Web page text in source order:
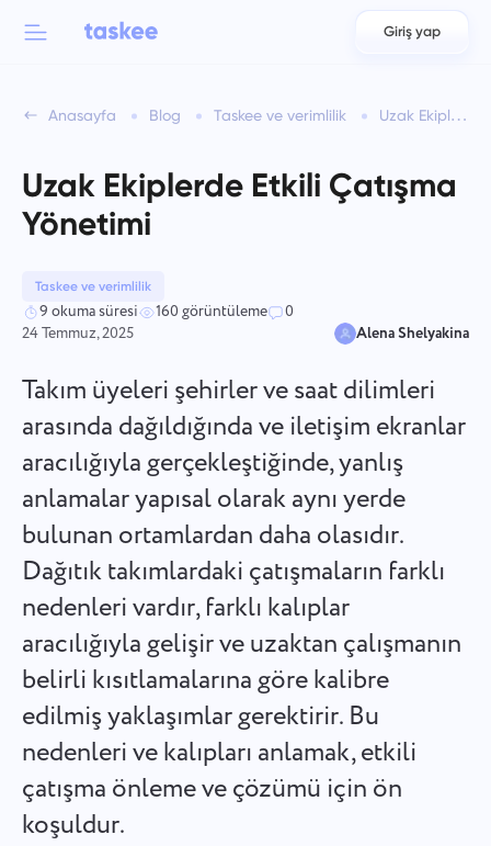
العربية
Azərbaycan
Deutsch
English
Español
Français
עברית
हिन्दी
Italiano
中文 (中国)
Giriş yap
Anasayfa Blog Taskee ve verimlilik Uzak Ekiplerde Etkili Çatışma Yönetimi
Uzak Ekiplerde Etkili Çatışma
Yönetimi
Taskee ve verimlilik
9 okuma süresi 160 görüntüleme
0
24 Temmuz, 2025
Alena Shelyakina
Takım üyeleri şehirler ve saat dilimleri
arasında dağıldığında ve iletişim ekranlar
aracılığıyla gerçekleştiğinde, yanlış
anlamalar yapısal olarak aynı yerde
bulunan ortamlardan daha olasıdır.
Dağıtık takımlardaki çatışmaların farklı
nedenleri vardır, farklı kalıplar
aracılığıyla gelişir ve uzaktan çalışmanın
belirli kısıtlamalarına göre kalibre
edilmiş yaklaşımlar gerektirir. Bu
nedenleri ve kalıpları anlamak, etkili
çatışma önleme ve çözümü için ön
koşuldur.
Taskee özellikleri
Hakkında bilgi edinin 7 daha fazla ilham verici özellik
Görev süresini izleyin, iş arkadaşlarınızı izleyin ve zamanı
manuel olarak ekleyin.
Görevler
Bir görev oluşturun, iş arkadaşlarınızla üzerinde çalışın ve
tamamlandığında kapatın.
Raporlar
Her projede harcanan süre hakkında raporlar kullanarak
kaynakları dağıtın.
Kanban tahtası
Kanban tahtasında görevleri yönetin, görevleri filtreleyin ve
tahtanızı büyütün
Endüstriler
Şirket türü